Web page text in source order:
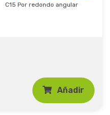
C15 Por redondo angular
Añadir